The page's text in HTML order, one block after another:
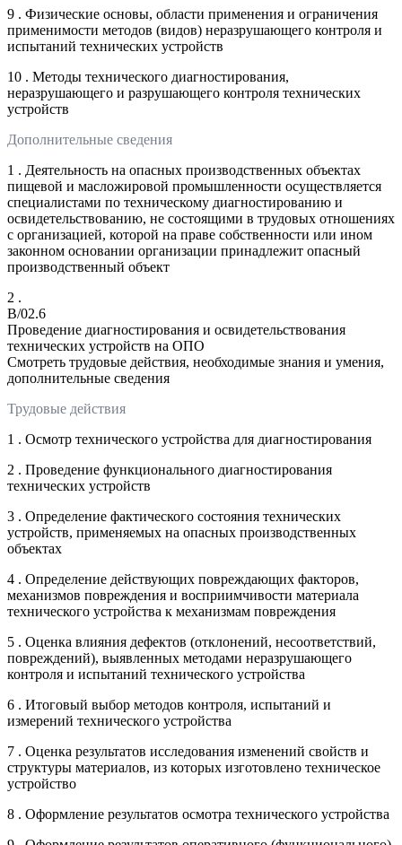
9 . Физические основы, области применения и ограничения
применимости методов (видов) неразрушающего контроля и
испытаний технических устройств
10 . Методы технического диагностирования,
неразрушающего и разрушающего контроля технических
устройств
Дополнительные сведения
1 . Деятельность на опасных производственных объектах
пищевой и масложировой промышленности осуществляется
специалистами по техническому диагностированию и
освидетельствованию, не состоящими в трудовых отношениях
с организацией, которой на праве собственности или ином
законном основании организации принадлежит опасный
производственный объект
2 .
B/02.6
Проведение диагностирования и освидетельствования
технических устройств на ОПО
Смотреть трудовые действия, необходимые знания и умения,
дополнительные сведения
Трудовые действия
1 . Осмотр технического устройства для диагностирования
2 . Проведение функционального диагностирования
технических устройств
3 . Определение фактического состояния технических
устройств, применяемых на опасных производственных
объектах
4 . Определение действующих повреждающих факторов,
механизмов повреждения и восприимчивости материала
технического устройства к механизмам повреждения
5 . Оценка влияния дефектов (отклонений, несоответствий,
повреждений), выявленных методами неразрушающего
контроля и испытаний технического устройства
6 . Итоговый выбор методов контроля, испытаний и
измерений технического устройства
7 . Оценка результатов исследования изменений свойств и
структуры материалов, из которых изготовлено техническое
устройство
8 . Оформление результатов осмотра технического устройства